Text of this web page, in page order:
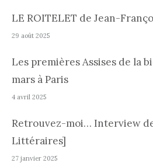
LE ROITELET de Jean-
29 août 2025
Les premières Assises de la
mars à Paris
4 avril 2025
Retrouvez-moi… Interview
Littéraires]
27 janvier 2025